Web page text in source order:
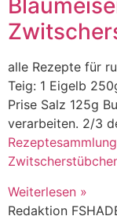
alle Rezepte für
Teig: 1 Eigelb
Prise Salz 125g
verarbeiten. 2/3
Weiterlesen »
Redaktion